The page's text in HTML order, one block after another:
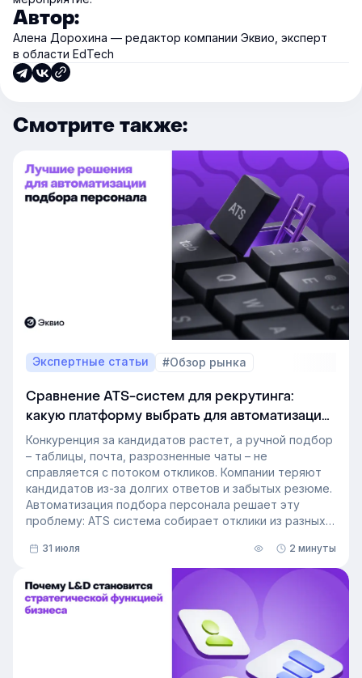
Автор:
Алена Дорохина — редактор компании Эквио, эксперт
в области EdTech
Смотрите также:
Экспертные статьи #Обзор рынка
Сравнение ATS-систем для рекрутинга:
какую платформу выбрать для автоматизации
подбора персонала
Конкуренция за кандидатов растет, а ручной подбор
– таблицы, почта, разрозненные чаты – не
справляется с потоком откликов. Компании теряют
кандидатов из-за долгих ответов и забытых резюме.
Автоматизация подбора персонала решает эту
проблему: ATS система собирает отклики из разных
снимает с рекрутера рутину. Сегодня программа для
рекрутинга – это базовый инструмент для быстрого
и системного закрытия вакансий.
31 июля 2 минуты